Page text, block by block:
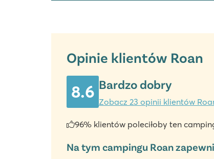
Opinie klientów Roan
8.6 Bardzo dobry
Zobacz 23 opinii klientów
96% klientów poleciłoby ten
Na tym campingu Roan